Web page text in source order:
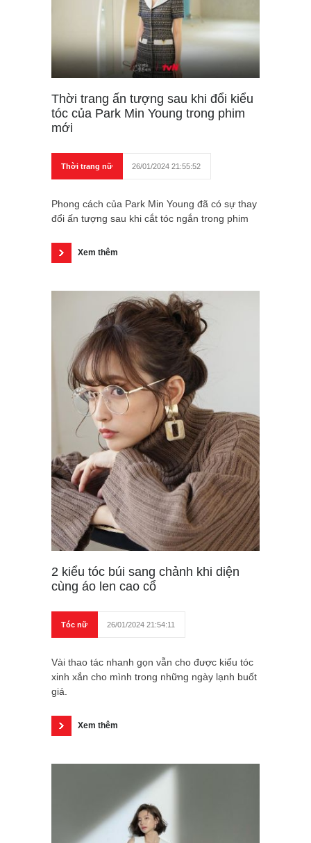
Thời trang ấn tượng sau khi đổi kiểu
tóc của Park Min Young trong phim
mới
Thời trang nữ 26/01/2024 21:55:52
Phong cách của Park Min Young đã có sự thay
đổi ấn tượng sau khi cắt tóc ngắn trong phim
Xem thêm
2 kiểu tóc búi sang chảnh khi diện
cùng áo len cao cổ
Tóc nữ 26/01/2024 21:54:11
Vài thao tác nhanh gọn vẫn cho được kiểu tóc
xinh xắn cho mình trong những ngày lạnh buốt
giá.
Xem thêm